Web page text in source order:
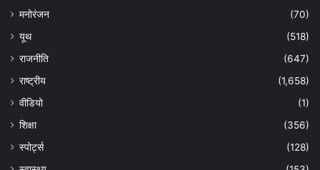
मनोरंजन
(70)
यूथ
(518)
राजनीति
(647)
राष्ट्रीय
(1,658)
वीडियो
(1)
शिक्षा
(356)
स्पोर्ट्स
(128)